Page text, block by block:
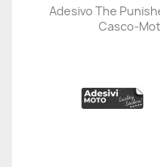
Adesivo The
Casco-